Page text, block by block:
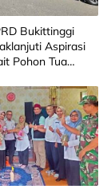
Bukittinggi
Aspirasi
Pohon Tua